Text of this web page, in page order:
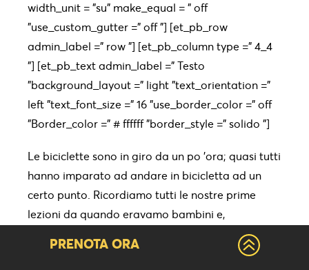
PRENOTA ORA
width_unit = "su" make_equal = " off
"use_custom_gutter =" off "] [et_pb_row
admin_label =" row "] [et_pb_column type =" 4_4
"] [et_pb_text admin_label =" Testo
"background_layout =" light "text_orientation ="
left "text_font_size =" 16 "use_border_color =" off
"Border_color =" # ffffff "border_style =" solido "]
Le biciclette sono in giro da un po 'ora; quasi tutti
hanno imparato ad andare in bicicletta ad un
certo punto. Ricordiamo tutti le nostre prime
lezioni da quando eravamo bambini e,
terremoto e le sensazioni che ne sono derivate;